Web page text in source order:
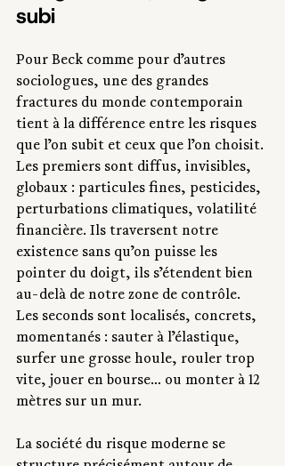
subi
Pour Beck comme pour d’autres
sociologues, une des grandes
fractures du monde contemporain
tient à la différence entre les risques
que l’on subit et ceux que l’on choisit.
Les premiers sont diffus, invisibles,
globaux : particules fines, pesticides,
perturbations climatiques, volatilité
financière. Ils traversent notre
existence sans qu’on puisse les
pointer du doigt, ils s’étendent bien
au-delà de notre zone de contrôle.
Les seconds sont localisés, concrets,
momentanés : sauter à l’élastique,
surfer une grosse houle, rouler trop
vite, jouer en bourse… ou monter à 12
mètres sur un mur.
La société du risque moderne se